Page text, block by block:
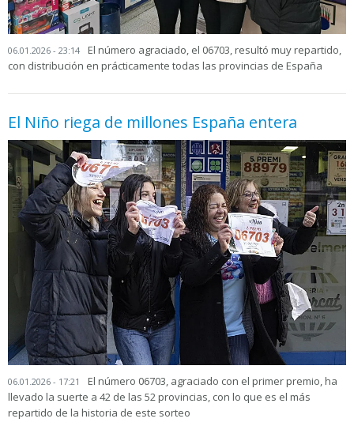
06.01.2026 - 23:14
El número agraciado, el 06703, resultó muy repartido,
con distribución en prácticamente todas las provincias de España
El Niño riega de millones España entera
06.01.2026 - 17:21
El número 06703, agraciado con el primer premio, ha
llevado la suerte a 42 de las 52 provincias, con lo que es el más
repartido de la historia de este sorteo